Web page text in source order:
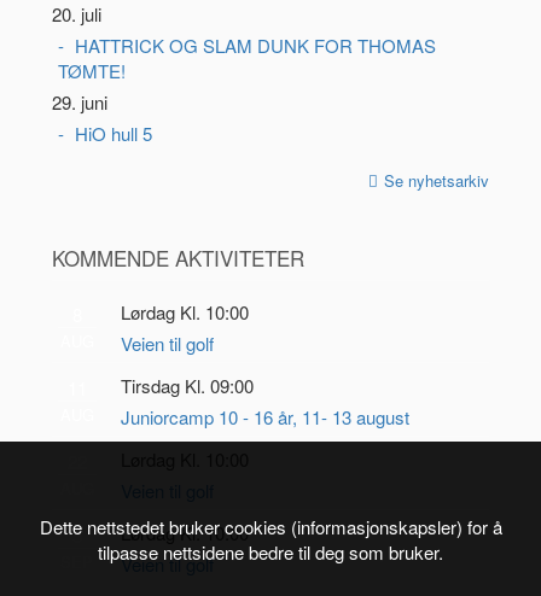
20. juli
HATTRICK OG SLAM DUNK FOR THOMAS
TØMTE!
29. juni
HiO hull 5
Se nyhetsarkiv
KOMMENDE AKTIVITETER
Lørdag Kl. 10:00
Veien til golf
Tirsdag Kl. 09:00
Juniorcamp 10 - 16 år, 11- 13 august
5
Lørdag Kl. 10:00
Veien til golf
Dette nettstedet bruker cookies (informasjonskapsler) for å
tilpasse nettsidene bedre til deg som bruker.